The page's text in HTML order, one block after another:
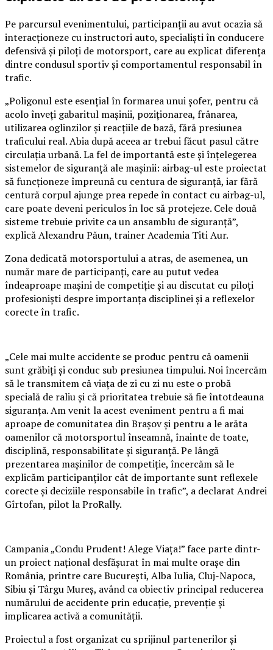
Pe parcursul evenimentului, participanții au avut ocazia să
interacționeze cu instructori auto, specialiști în conducere
defensivă și piloți de motorsport, care au explicat diferența
dintre condusul sportiv și comportamentul responsabil în
trafic.
„Poligonul este esențial în formarea unui șofer, pentru că
acolo înveți gabaritul mașinii, poziționarea, frânarea,
utilizarea oglinzilor și reacțiile de bază, fără presiunea
traficului real. Abia după aceea ar trebui făcut pasul către
circulația urbană. La fel de importantă este și înțelegerea
sistemelor de siguranță ale mașinii: airbag-ul este proiectat
să funcționeze împreună cu centura de siguranță, iar fără
centură corpul ajunge prea repede în contact cu airbag-ul,
care poate deveni periculos în loc să protejeze. Cele două
sisteme trebuie privite ca un ansamblu de siguranță”,
explică Alexandru Păun, trainer Academia Titi Aur.
Zona dedicată motorsportului a atras, de asemenea, un
număr mare de participanți, care au putut vedea
îndeaproape mașini de competiție și au discutat cu piloți
profesioniști despre importanța disciplinei și a reflexelor
corecte în trafic.
„Cele mai multe accidente se produc pentru că oamenii
sunt grăbiți și conduc sub presiunea timpului. Noi încercăm
să le transmitem că viața de zi cu zi nu este o probă
specială de raliu și că prioritatea trebuie să fie întotdeauna
siguranța. Am venit la acest eveniment pentru a fi mai
aproape de comunitatea din Brașov și pentru a le arăta
oamenilor că motorsportul înseamnă, înainte de toate,
disciplină, responsabilitate și siguranță. Pe lângă
prezentarea mașinilor de competiție, încercăm să le
explicăm participanților cât de importante sunt reflexele
corecte și deciziile responsabile în trafic”, a declarat Andrei
Gîrtofan, pilot la ProRally.
Campania „Condu Prudent! Alege Viața!” face parte dintr-
un proiect național desfășurat în mai multe orașe din
România, printre care București, Alba Iulia, Cluj-Napoca,
Sibiu și Târgu Mureș, având ca obiectiv principal reducerea
numărului de accidente prin educație, prevenție și
implicarea activă a comunității.
Proiectul a fost organizat cu sprijinul partenerilor și